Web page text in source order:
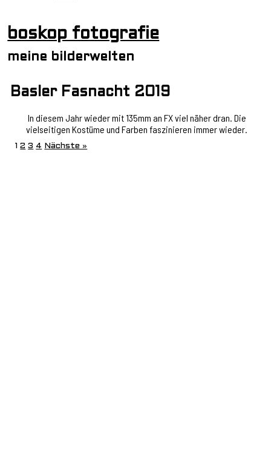
boskop fotografie
meine bilderwelten
Basler Fasnacht 2019
In diesem Jahr wieder mit 135mm an FX viel näher dran. Die
vielseitigen Kostüme und Farben faszinieren immer wieder.
1 2 3 4 Nächste »